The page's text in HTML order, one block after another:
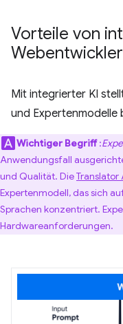
Vorteile von
Webentwickler
Mit integrierter KI
und Expertenmodelle
Wichtiger Begriff:
Anwendungsfall
und Qualität. DieTranslator
Expertenmodell, das sich
Sprachen konzentriert.
Hardwareanforderungen.